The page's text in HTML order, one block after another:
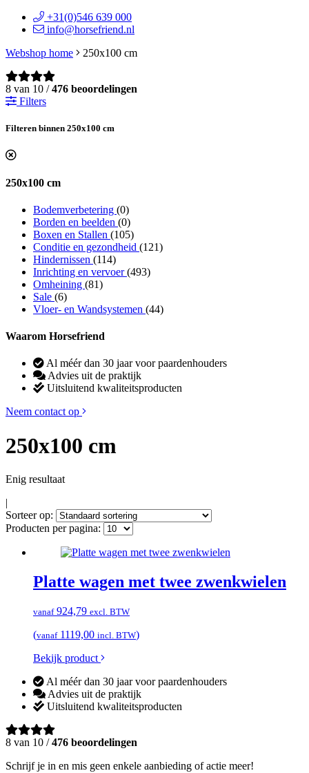
+31(0)546 639 000
info@horsefriend.nl
Webshop home
250x100 cm
8 van 10 /476 beoordelingen
Filters
Filteren binnen 250x100 cm
250x100 cm
Bodemverbetering (0)
Borden en beelden (0)
Boxen en Stallen (105)
Conditie en gezondheid (121)
Hindernissen (114)
Inrichting en vervoer(493)
Omheining (81)
Sale (6)
Vloer- en Wandsystemen (44)
Waarom Horsefriend
Al méér dan 30 jaar voor paardenhouders
Advies uit de praktijk
Uitsluitend kwaliteitsproducten
Neem contact op
250x100 cm
Enig resultaat
|
Sorteer op:
Producten per pagina:
Platte wagen met twee zwenkwielen
vanaf924,79 excl. BTW
(vanaf1119,00 incl. BTW)
Bekijk product
Al méér dan 30 jaar voor paardenhouders
Advies uit de praktijk
Uitsluitend kwaliteitsproducten
8 van 10 /476 beoordelingen
Schrijf je in en mis geen enkele aanbieding of actie meer!